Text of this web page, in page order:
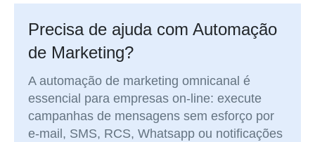
Precisa de ajuda com Automação
de Marketing?
A automação de marketing omnicanal é
essencial para empresas on-line: execute
campanhas de mensagens sem esforço por
e-mail, SMS, RCS, Whatsapp ou notificações